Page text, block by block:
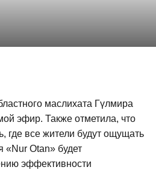
маслихата Гүлмира
эфир. Также отметила, что
где все жители будут ощущать
«Nur Otan» будет
эффективности